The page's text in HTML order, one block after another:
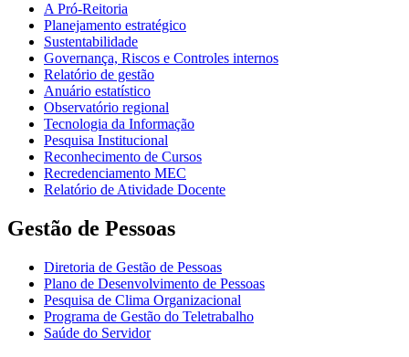
A Pró-Reitoria
Planejamento estratégico
Sustentabilidade
Governança, Riscos e Controles internos
Relatório de gestão
Anuário estatístico
Observatório regional
Tecnologia da Informação
Pesquisa Institucional
Reconhecimento de Cursos
Recredenciamento MEC
Relatório de Atividade Docente
Gestão de Pessoas
Diretoria de Gestão de Pessoas
Plano de Desenvolvimento de Pessoas
Pesquisa de Clima Organizacional
Programa de Gestão do Teletrabalho
Saúde do Servidor